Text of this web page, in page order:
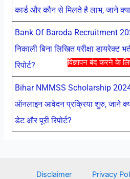
विज्ञापन बंद करने के
कार्ड और कौन से मिलते है लाभ, जाने क्या
Bank Of Baroda Recruitment
निकाली बिना लिखित परीक्षा डायरेक्ट
रिपोर्ट?
Bihar NMMSS Scholarship
ऑनलाइन आवेदन प्रक्रिया शुरु, जाने
डेट और पूरी रिपोर्ट?
Disclaimer Privacy